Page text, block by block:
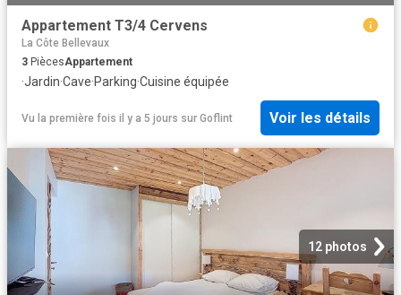
Appartement T3/4 Cervens
La Côte Bellevaux
3 PiècesAppartement
·Jardin·Cave·Parking·Cuisine équipée
Vu la première fois il y a 5 jours sur Goflint Voir les détails
12 photos